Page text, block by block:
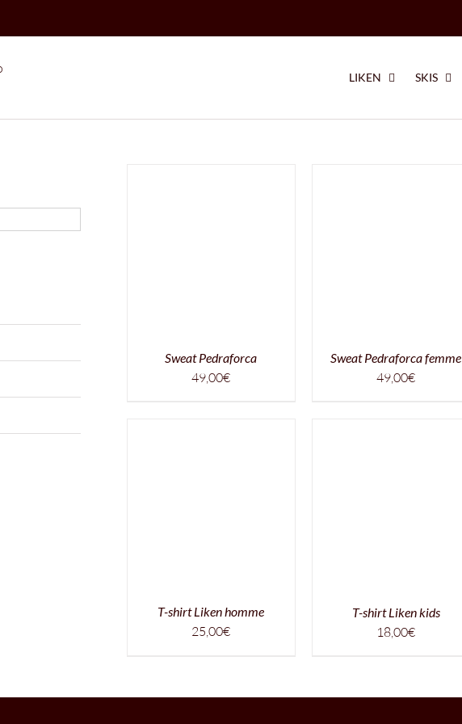
LIKEN SKIS
Sweat Pedraforca
49,00€
Sweat Pedraforca femme
49,00€
T-shirt Liken homme
25,00€
T-shirt Liken kids
18,00€